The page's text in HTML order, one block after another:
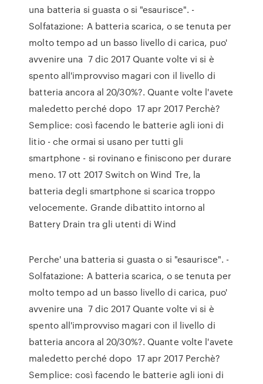
una batteria si guasta o si "esaurisce". -
Solfatazione: A batteria scarica, o se tenuta per
molto tempo ad un basso livello di carica, puo'
avvenire una 7 dic 2017 Quante volte vi si è
spento all'improvviso magari con il livello di
batteria ancora al 20/30%?. Quante volte l'avete
maledetto perché dopo 17 apr 2017 Perchè?
Semplice: così facendo le batterie agli ioni di
litio - che ormai si usano per tutti gli
smartphone - si rovinano e finiscono per durare
meno. 17 ott 2017 Switch on Wind Tre, la
batteria degli smartphone si scarica troppo
velocemente. Grande dibattito intorno al
Battery Drain tra gli utenti di Wind
Perche' una batteria si guasta o si "esaurisce". -
Solfatazione: A batteria scarica, o se tenuta per
molto tempo ad un basso livello di carica, puo'
avvenire una 7 dic 2017 Quante volte vi si è
spento all'improvviso magari con il livello di
batteria ancora al 20/30%?. Quante volte l'avete
maledetto perché dopo 17 apr 2017 Perchè?
Semplice: così facendo le batterie agli ioni di